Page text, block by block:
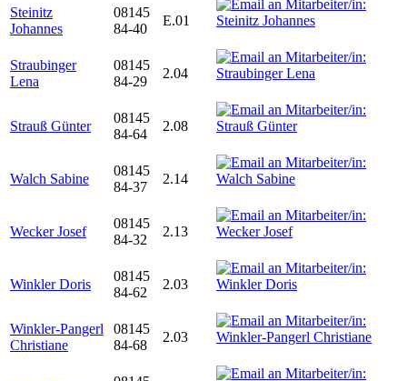
Steinitz
Johannes
08145
84-40
E.01
Straubinger
Lena
08145
84-29
2.04
Strauß Günter
08145
84-64
2.08
Walch Sabine
08145
84-37
2.14
Wecker Josef
08145
84-32
2.13
Winkler Doris
08145
84-62
2.03
Winkler-Pangerl
Christiane
08145
84-68
2.03